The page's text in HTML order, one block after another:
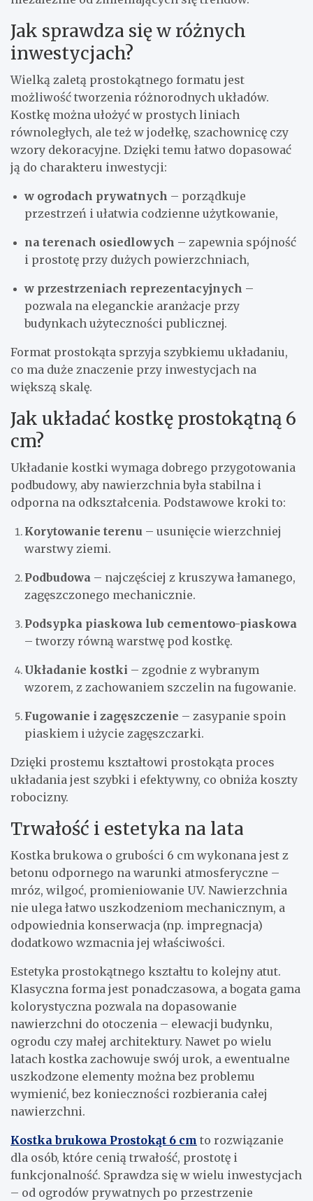
Jak sprawdza się w różnych
inwestycjach?
Wielką zaletą prostokątnego formatu jest
możliwość tworzenia różnorodnych układów.
Kostkę można ułożyć w prostych liniach
równoległych, ale też w jodełkę, szachownicę czy
wzory dekoracyjne. Dzięki temu łatwo dopasować
ją do charakteru inwestycji:
w ogrodach prywatnych – porządkuje
przestrzeń i ułatwia codzienne użytkowanie,
na terenach osiedlowych – zapewnia spójność
i prostotę przy dużych powierzchniach,
w przestrzeniach reprezentacyjnych –
pozwala na eleganckie aranżacje przy
budynkach użyteczności publicznej.
Format prostokąta sprzyja szybkiemu układaniu,
co ma duże znaczenie przy inwestycjach na
większą skalę.
Jak układać kostkę prostokątną 6
cm?
Układanie kostki wymaga dobrego przygotowania
podbudowy, aby nawierzchnia była stabilna i
odporna na odkształcenia. Podstawowe kroki to:
Korytowanie terenu – usunięcie wierzchniej
warstwy ziemi.
Podbudowa – najczęściej z kruszywa łamanego,
zagęszczonego mechanicznie.
Podsypka piaskowa lub cementowo-piaskowa
– tworzy równą warstwę pod kostkę.
Układanie kostki – zgodnie z wybranym
wzorem, z zachowaniem szczelin na fugowanie.
Fugowanie i zagęszczenie – zasypanie spoin
piaskiem i użycie zagęszczarki.
Dzięki prostemu kształtowi prostokąta proces
układania jest szybki i efektywny, co obniża koszty
robocizny.
Trwałość i estetyka na lata
Kostka brukowa o grubości 6 cm wykonana jest z
betonu odpornego na warunki atmosferyczne –
mróz, wilgoć, promieniowanie UV. Nawierzchnia
nie ulega łatwo uszkodzeniom mechanicznym, a
odpowiednia konserwacja (np. impregnacja)
dodatkowo wzmacnia jej właściwości.
Estetyka prostokątnego kształtu to kolejny atut.
Klasyczna forma jest ponadczasowa, a bogata gama
kolorystyczna pozwala na dopasowanie
nawierzchni do otoczenia – elewacji budynku,
ogrodu czy małej architektury. Nawet po wielu
latach kostka zachowuje swój urok, a ewentualne
uszkodzone elementy można bez problemu
wymienić, bez konieczności rozbierania całej
nawierzchni.
Kostka brukowa Prostokąt 6 cm to rozwiązanie
dla osób, które cenią trwałość, prostotę i
funkcjonalność. Sprawdza się w wielu inwestycjach
– od ogrodów prywatnych po przestrzenie